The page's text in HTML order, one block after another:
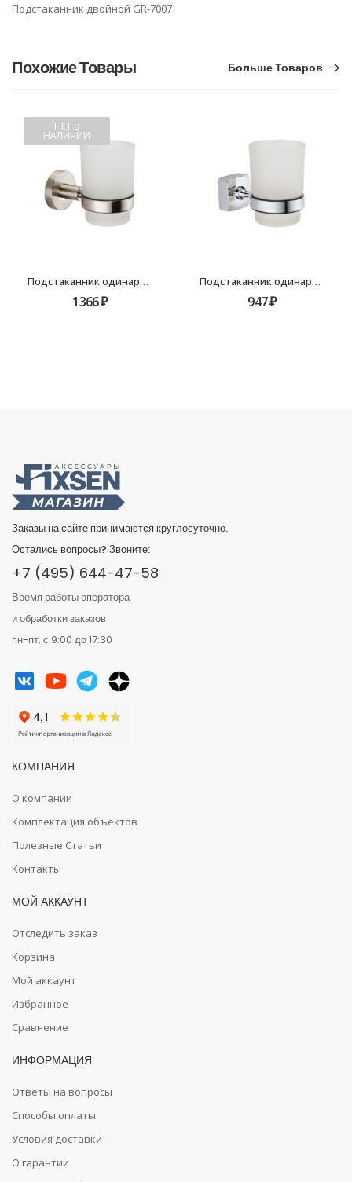
Подстаканник двойной GR-7007
Похожие Товары Больше Товаров
НЕТ В
НАЛИЧИИ
Подстаканник одинарный Fixsen Modern FX-51506
1366₽
Подстаканник одинарный Fixsen Kvadro FX-61306
947₽
Заказы на сайте принимаются круглосуточно.
Остались вопросы? Звоните:
+7 (495) 644-47-58
Время работы оператора
и обработки заказов
пн-пт, с 9:00 до 17:30
КОМПАНИЯ
О компании
Комплектация объектов
Полезные Статьи
Контакты
МОЙ АККАУНТ
Отследить заказ
Корзина
Мой аккаунт
Избранное
Сравнение
ИНФОРМАЦИЯ
Ответы на вопросы
Способы оплаты
Условия доставки
О гарантии